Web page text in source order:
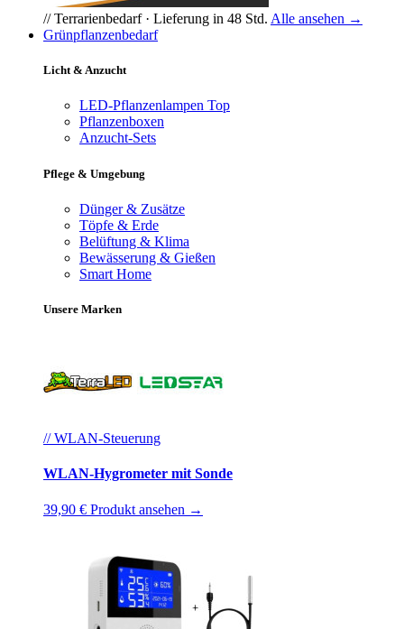
// Terrarienbedarf · Lieferung in 48 Std. Alle ansehen →
Grünpflanzenbedarf
Licht & Anzucht
LED-Pflanzenlampen Top
Pflanzenboxen
Anzucht-Sets
Pflege & Umgebung
Dünger & Zusätze
Töpfe & Erde
Belüftung & Klima
Bewässerung & Gießen
Smart Home
Unsere Marken
// WLAN-Steuerung
WLAN-Hygrometer mit Sonde
39,90 € Produkt ansehen →